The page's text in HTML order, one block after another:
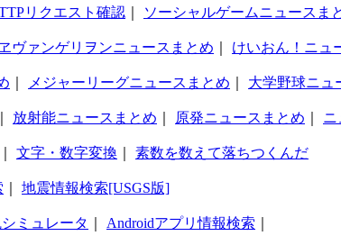
リクエスト確認 ソーシャルゲームニュースま
ヴァンゲリヲンニュースまとめ けいおん！ニュ
メジャーリーグニュースまとめ 大学野球ニュ
放射能ニュースまとめ 原発ニュースまとめ ニ
文字・数字変換 素数を数えて落ちつくんだ
地震情報検索[USGS版]
ミュレータ Androidアプリ情報検索